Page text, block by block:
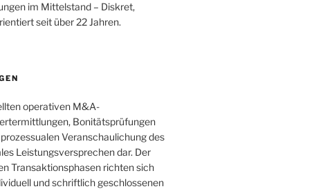
im Mittelstand – Diskret,
seit über 22 Jahren.
operativen M&A-
Bonitätsprüfungen
Veranschaulichung des
Leistungsversprechen dar. Der
Transaktionsphasen richten sich
und schriftlich geschlossenen